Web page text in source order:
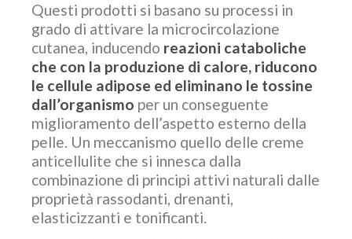
Questi prodotti si basano su processi in
grado di attivare la microcircolazione
cutanea, inducendo reazioni cataboliche
che con la produzione di calore, riducono
le cellule adipose ed eliminano le tossine
dall’organismo per un conseguente
miglioramento dell’aspetto esterno della
pelle. Un meccanismo quello delle creme
anticellulite che si innesca dalla
combinazione di principi attivi naturali dalle
proprietà rassodanti, drenanti,
elasticizzanti e tonificanti.